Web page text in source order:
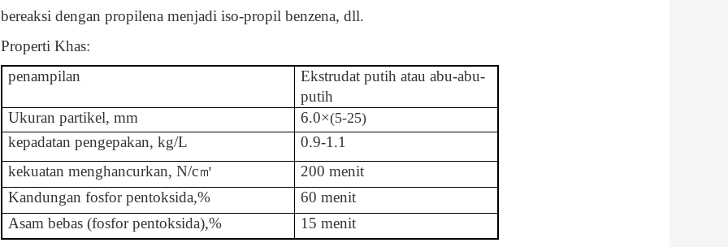
bereaksi dengan propilena menjadi iso-propil benzena, dll.
Properti Khas:
penampilan
Ekstrudat putih atau abu-abu-
putih
Ukuran partikel, mm
6.0×(5-25)
kepadatan pengepakan, kg/L
0.9-1.1
kekuatan menghancurkan, N/c㎡
200 menit
Kandungan fosfor pentoksida,%
60 menit
Asam bebas (fosfor pentoksida),%
15 menit